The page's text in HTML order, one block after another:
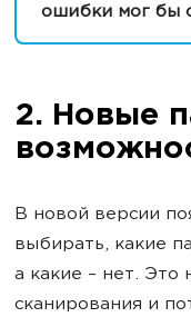
ошибки мог бы
2. Новые
В новой версии
выбирать, какие
а какие – нет. Это
сканирования и